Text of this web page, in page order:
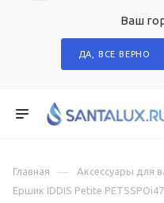
Ваш
ДА, ВСЕ ВЕРНО
Главная — Аксессуары для
Ершик IDDIS Petite